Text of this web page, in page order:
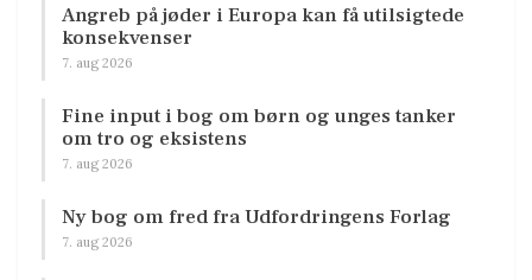
Angreb på jøder i Europa kan få utilsigtede
konsekvenser
7. aug 2026
Fine input i bog om børn og unges tanker
om tro og eksistens
7. aug 2026
Ny bog om fred fra Udfordringens Forlag
7. aug 2026